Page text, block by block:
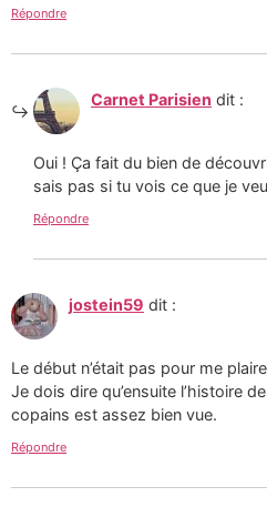
Répondre
Carnet Parisien dit :
Oui ! Ça fait du bien de
sais pas si tu vois ce que je
Répondre
jostein59 dit :
Le début n’était pas pour me
Je dois dire qu’ensuite l’histoire
copains est assez bien vue.
Répondre